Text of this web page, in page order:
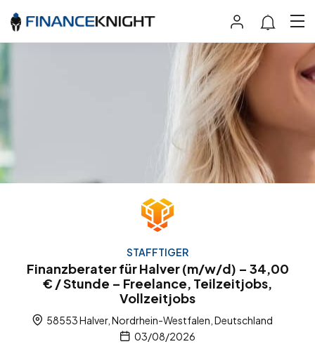
STAFFTIGER
Finanzberater für Halver (m/w/d) – 34,00
€ / Stunde – Freelance, Teilzeitjobs,
Vollzeitjobs
58553 Halver, Nordrhein-Westfalen, Deutschland
03/08/2026